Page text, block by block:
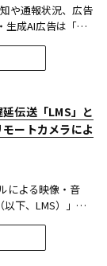
や通報状況、広告
生成AI広告は「条
利処理など、透
イプとも70％の認
、通報経...
伝送「LMS」と
ートカメラによ
による映像・音
下、LMS）」
組に採用され
祭 神輿渡御』に
ど・ろーかる」